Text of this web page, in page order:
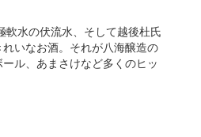
軟水の伏流水、そして越後杜氏
いなお酒。それが八海醸造の
ル、あまさけなど多くのヒッ